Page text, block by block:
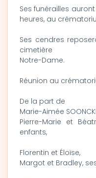
Ses funérailles
heures, au
Ses cendres
cimetière
Notre-Dame.
Réunion au
De la part de
Marie-Aimée
Pierre-Marie et
enfants,
Florentin et Éloïse,
Margot et Bradley,